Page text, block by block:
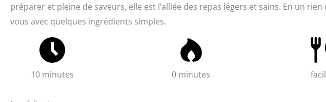
préparer et pleine de saveurs, elle est l’alliée des repas légers et sains. En un
vous avec quelques ingrédients simples.
10 minutes 0 minutes